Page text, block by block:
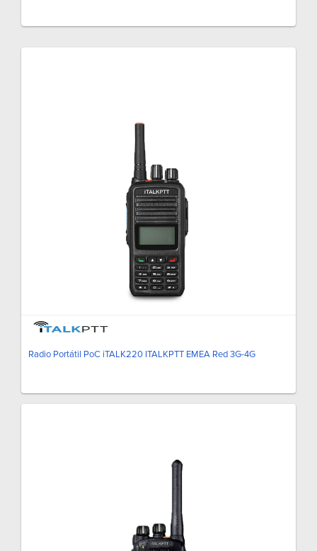
Radio Portátil PoC iTALK220 ITALKPTT EMEA Red 3G-4G